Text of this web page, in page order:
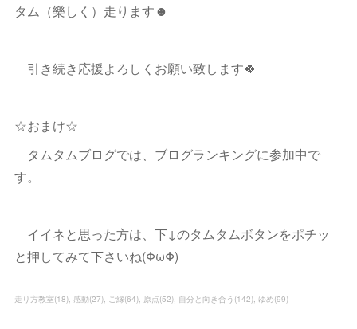
タム（樂しく）走ります☻
引き続き応援よろしくお願い致します🍀
☆おまけ☆
タムタムブログでは、ブログランキングに参加中で
す。
イイネと思った方は、下↓のタムタムボタンをポチッ
と押してみて下さいね(ΦωΦ)
走り方教室(18) 感動(27) ご縁(64) 原点(52) 自分と向き合う (142) ゆめ(99)